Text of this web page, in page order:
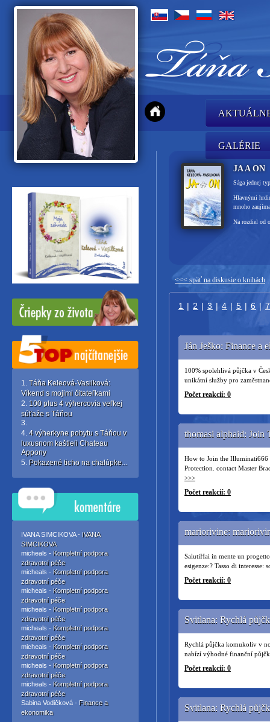
GALÉRIE
Táňa Keleová-Vasilková:
Víkend s mojimi čitateľkami
100 plus 4 výhercovia veľkej
súťaže s Táňou
4 výherkyne pobytu s Táňou v
luxusnom kaštieli Chateau
Appony
Pokazené ticho na chalúpke...
IVANA SIMCIKOVA - IVANA
SIMCIKOVA
micheals - Kompletní podpora
zdravotní péče
micheals - Kompletní podpora
zdravotní péče
micheals - Kompletní podpora
zdravotní péče
micheals - Kompletní podpora
zdravotní péče
micheals - Kompletní podpora
zdravotní péče
micheals - Kompletní podpora
zdravotní péče
micheals - Kompletní podpora
zdravotní péče
micheals - Kompletní podpora
zdravotní péče
Sabina Vodičková - Finance a
ekonomika
JA A ON
Sága jednej
Hlavnými
mnoho
Na rozdiel od
<<< späť na diskusie o knihách
1 | 2 | 3 | 4 | 5 | 6 |7
Ján Ješko: Finance a
100% spolehlivá půjčka v
unikátní služby pro
Počet reakcií: 0
thomasi alphaid:
How to Join the Illuminati666
Protection. contact Master
>>>
Počet reakcií: 0
mariorivine:
SalutiHai in mente un
esigenze:? Tasso di
Počet reakcií: 0
Svitlana: Rychlá
Rychlá půjčka komukoliv v
nabízí výhodné finanční
Počet reakcií: 0
Svitlana: Rychlá